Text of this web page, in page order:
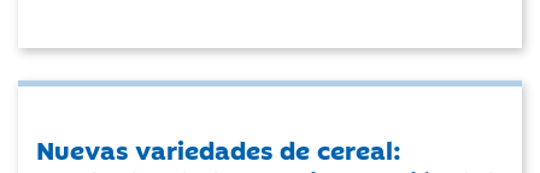
Nuevas variedades de cereal: